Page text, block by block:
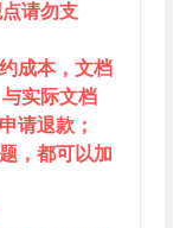
请勿支
成本，文档
实际文档
请退款；
，都可以加